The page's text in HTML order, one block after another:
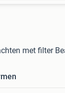
met filter